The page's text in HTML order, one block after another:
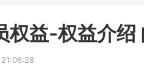
权益-权益介绍